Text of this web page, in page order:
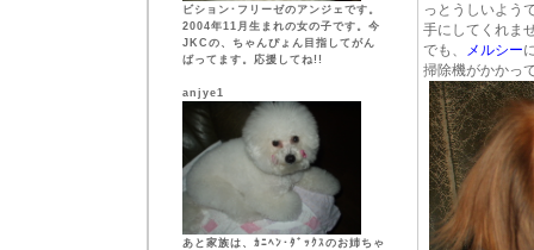
ビション･フリーゼのアンジェです。
2004年11月生まれの女の子です。今
JKCの、ちゃんぴょん目指してがん
ばってます。応援してね!!
anjye1
あと家族は、ｶﾆﾍﾝ･ﾀﾞｯｸｽのお姉ちゃ
っとうしいよう
手にしてくれま
でも、
メルシー
掃除機がかかっ